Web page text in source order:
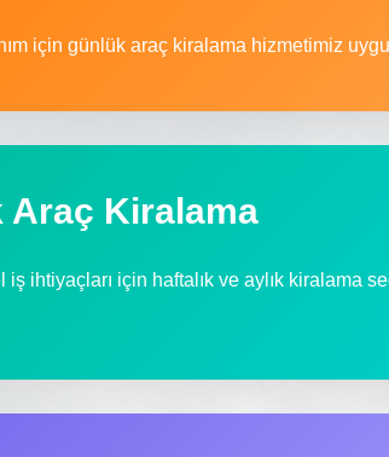
için günlük araç kiralama hizmetimiz
Araç Kiralama
ihtiyaçları için haftalık ve aylık kiralama